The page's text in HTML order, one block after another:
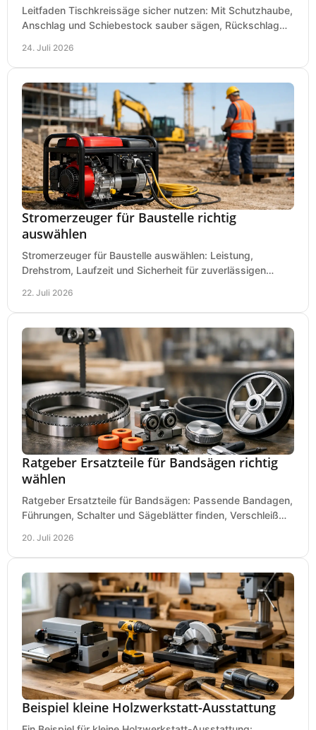
Leitfaden Tischkreissäge sicher nutzen: Mit Schutzhaube,
Anschlag und Schiebestock sauber sägen, Rückschlag
24. Juli 2026
Stromerzeuger für Baustelle richtig
auswählen
Stromerzeuger für Baustelle auswählen: Leistung,
Drehstrom, Laufzeit und Sicherheit für zuverlässigen
22. Juli 2026
Ratgeber Ersatzteile für Bandsägen richtig
wählen
Ratgeber Ersatzteile für Bandsägen: Passende Bandagen,
Führungen, Schalter und Sägeblätter finden, Verschleiß
20. Juli 2026
Beispiel kleine Holzwerkstatt-Ausstattung